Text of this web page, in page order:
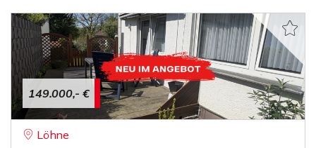
149.000,- €
Löhne